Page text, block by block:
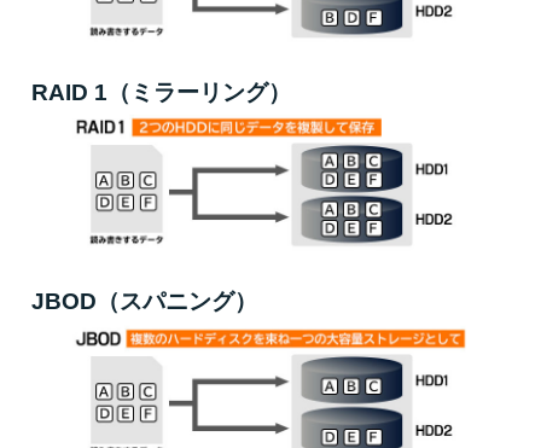
RAID 1（ミラーリング）
JBOD（スパニング）